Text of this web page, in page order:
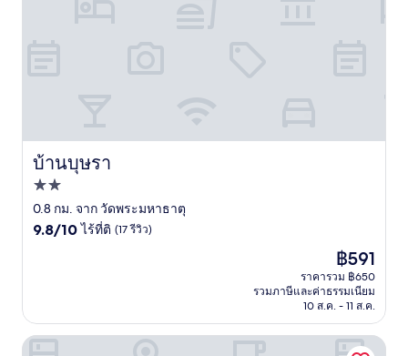
บ้านบุษรา
บ้านบุษรา
ที่พัก
2.0
ดาว
0.8 กม. จาก วัดพระมหาธาตุ
9.8
(17
รีวิว)
9.8/10 ไร้ที่ติ (17 รีวิว)
ราคา
ปัจจุบัน
คือ
฿591
฿591
ราคารวม ฿650
รวมภาษีและค่าธรรมเนียม
10 ส.ค. - 11 ส.ค.
ศาลาอยุธยา